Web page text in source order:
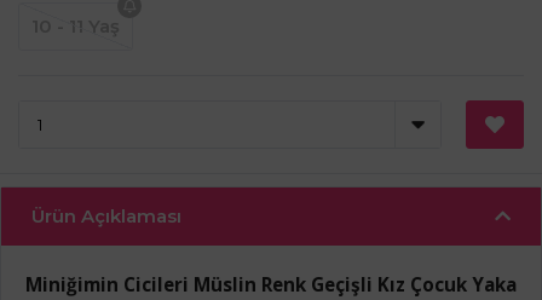
Ürün Açıklaması
Miniğimin Cicileri Müslin Renk Geçişli Kız Çocuk Yaka